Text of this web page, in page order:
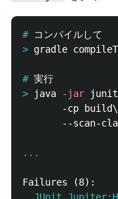
#
>
#
>
java
-jar
-cp
--scan-